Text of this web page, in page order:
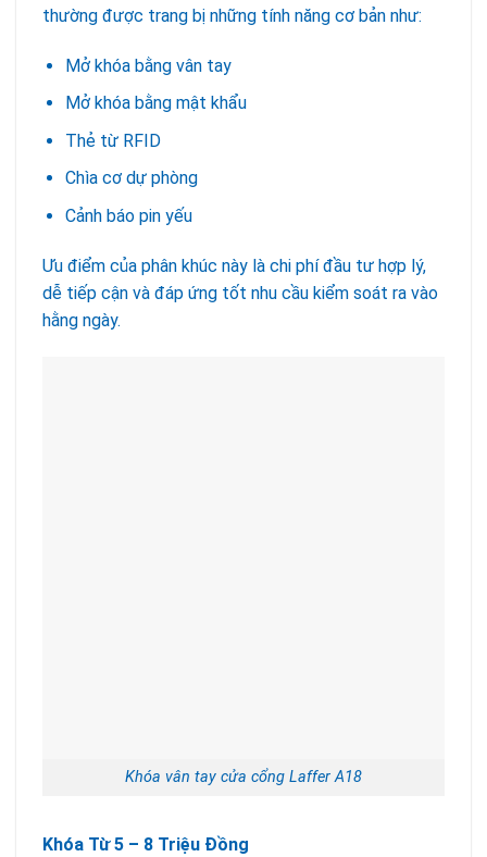
thường được trang bị những tính năng cơ bản như:
Mở khóa bằng vân tay
Mở khóa bằng mật khẩu
Thẻ từ RFID
Chìa cơ dự phòng
Cảnh báo pin yếu
Ưu điểm của phân khúc này là chi phí đầu tư hợp lý,
dễ tiếp cận và đáp ứng tốt nhu cầu kiểm soát ra vào
hằng ngày.
Khóa vân tay cửa cổng Laffer A18
Khóa Từ 5 – 8 Triệu Đồng